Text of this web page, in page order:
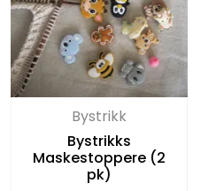
Bystrikk
Bystrikks
Maskestoppere (2
pk)